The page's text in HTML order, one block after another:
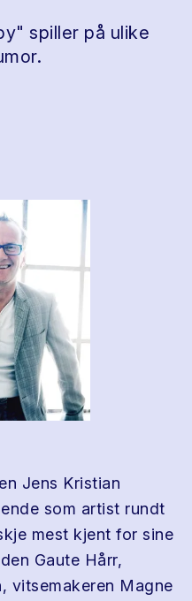
spiller på ulike
Jens Kristian
som artist rundt
mest kjent for sine
Gaute Hårr,
vitsemakeren Magne